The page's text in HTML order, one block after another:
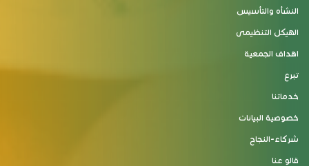
النشأه والتأسيس
الهيكل التنظيمى
اهداف الجمعية
تبرع
خدماتنا
خصوصية البيانات
شركاء-النجاح
قالو عنا